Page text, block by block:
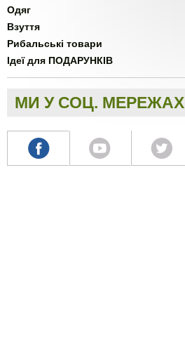
Одяг
Взуття
Рибальські товари
Ідеї для ПОДАРУНКІВ
МИ У СОЦ. МЕРЕЖАХ